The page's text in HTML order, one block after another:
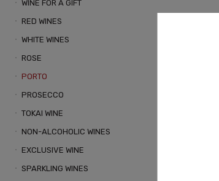
WINE FOR A GIFT
RED WINES
WHITE WINES
ROSE
PORTO
PROSECCO
TOKAI WINE
NON-ALCOHOLIC WINES
EXCLUSIVE WINE
SPARKLING WINES